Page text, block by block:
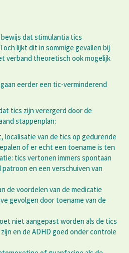
dat stimulantia tics
lijkt dit in sommige gevallen bij
verband theoretisch ook mogelijk
eerder een tic-verminderend
tics zijn verergerd door de
stappenplan:
van de tics op gedurende
of er echt een toename is ten
tics vertonen immers spontaan
en een verschuiven van
de voordelen van de medicatie
gevolgen door toename van de
niet aangepast worden als de tics
en de ADHD goed onder controle